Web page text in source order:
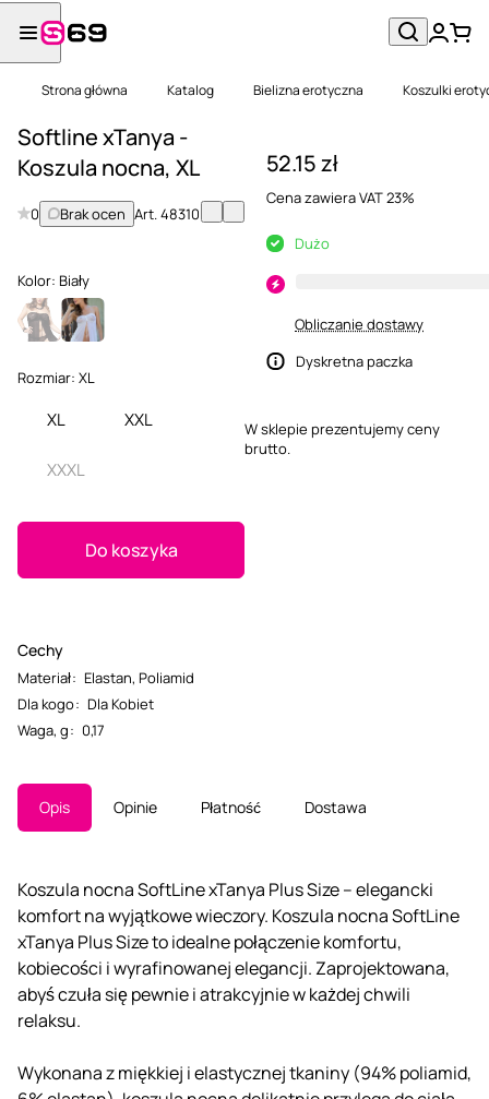
Strona główna Katalog Bielizna erotyczna Koszulki
Softline xTanya -
Koszula nocna, XL
0 Brak ocen Art.48310
Kolor: Biały
Rozmiar: XL
XL XXL
XXXL
Do koszyka
Cechy
Materiał: Elastan, Poliamid
Dla kogo: Dla Kobiet
Waga, g: 0,17
52.15 zł
Cena zawiera VAT 23%
Dużo
Obliczanie dostawy
Dyskretna paczka
W sklepie prezentujemy ceny
brutto.
Opis Opinie Płatność Dostawa
Koszula nocna SoftLine xTanya Plus Size – elegancki
komfort na wyjątkowe wieczory. Koszula nocna SoftLine
xTanya Plus Size to idealne połączenie komfortu,
kobiecości i wyrafinowanej elegancji. Zaprojektowana,
abyś czuła się pewnie i atrakcyjnie w każdej chwili
relaksu.
Wykonana z miękkiej i elastycznej tkaniny (94% poliamid,